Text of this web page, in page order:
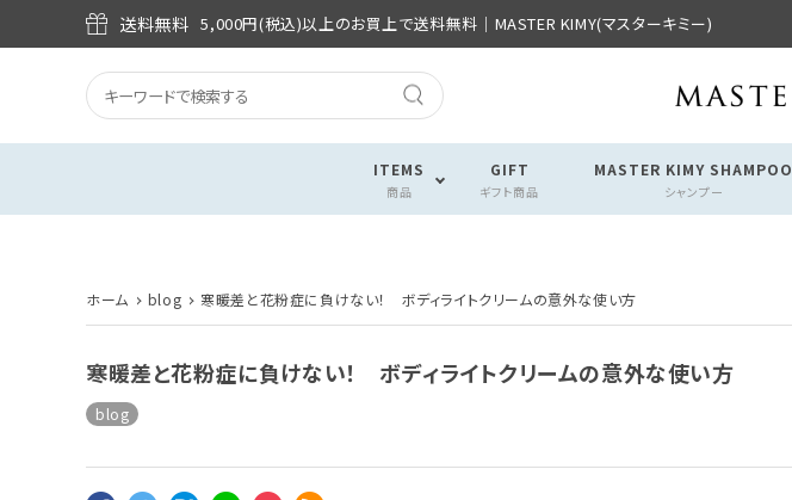
送料無料 5,000円(税込)以上のお買上で送料無料│MASTER KIMY(マスターキミー)
ITEMS
商品
GIFT
ギフト商品
MASTER KIMY SHAMPOO
シャンプー
ホーム blog 寒暖差と花粉症に負けない！ ボディライトクリームの意外な使い方
寒暖差と花粉症に負けない！ ボディライトクリームの意外な使い方
blog